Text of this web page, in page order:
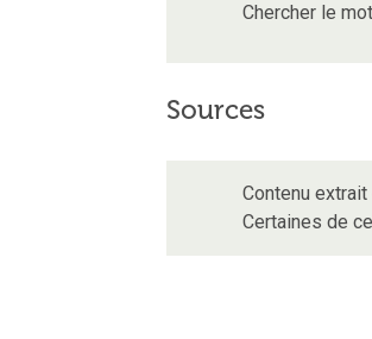
Chercher le mot
Sources
Contenu extrait
Certaines de